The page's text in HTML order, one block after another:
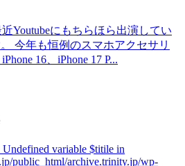
Youtubeにもちらほら出演してい
今年も恒例のスマホアクセサリ
16、iPhone 17 P...